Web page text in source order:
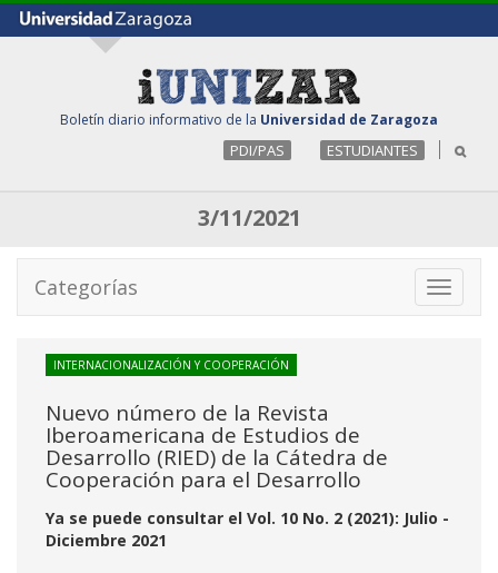
Boletín diario informativo de la Universidad de Zaragoza
PDI/PAS ESTUDIANTES
3/11/2021
Toggle
Categorías
INTERNACIONALIZACIÓN Y COOPERACIÓN
Nuevo número de la Revista
Iberoamericana de Estudios de
Desarrollo (RIED) de la Cátedra de
Cooperación para el Desarrollo
Ya se puede consultar el Vol. 10 No. 2 (2021): Julio -
Diciembre 2021